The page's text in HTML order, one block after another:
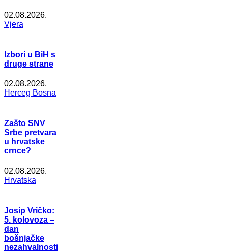
02.08.2026.
Vjera
Izbori u BiH s
druge strane
02.08.2026.
Herceg Bosna
Zašto SNV
Srbe pretvara
u hrvatske
crnce?
02.08.2026.
Hrvatska
Josip Vričko:
5. kolovoza –
dan
bošnjačke
nezahvalnosti